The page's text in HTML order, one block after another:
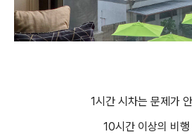
1시간 시차는 문제가
10시간 이상의 비행